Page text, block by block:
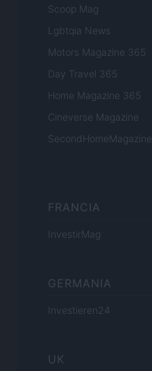
Scoop Mag
Lgbtqia News
Motors Magazine 365
Day Travel 365
Home Magazine 365
Cineverse Magazine
SecondHomeMagazine
FRANCIA
InvestirMag
GERMANIA
Investieren24
UK